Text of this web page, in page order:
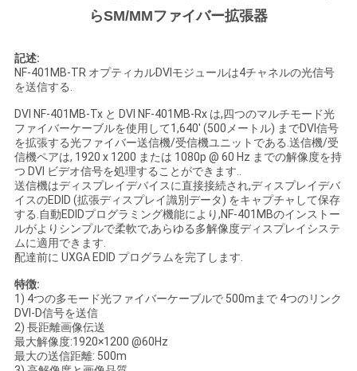
絡
し
な
さ
い
ニ
ュ
ー
ス
らSM/MMファイバー拡張器
記述:
NF-401MB-TR オプティカルDVIモジュールは4チャネルの光信号
を送信する.
DVI NF-401MB-Tx と DVI NF-401MB-Rx は,四つのマルチモード光
ファイバーケーブルを使用して1,640' (500メートル) までDVI信号
を拡張する光ファイバー送信機/受信機ユニットである.送信機/受
信機ペアは, 1920 x 1200 または 1080p @ 60 Hz までの解像度を持
つ DVI ビデオ信号を処理することができます..
送信機はディスプレイデバイスに直接接続され,ディスプレイデバ
イスのEDID (拡張ディスプレイ識別データ) をキャプチャして保存
する.自動EDIDプログラミング機能により,NF-401MBのインストー
ルがよりシンプルで柔軟で,あらゆる多解像度ディスプレイシステ
ムに適用できます.
配達前に UXGA EDID プログラムを完了します.
特徴:
1) 4つの多モード光ファイバーケーブルで 500mまで 4つのリンク
DVI-D信号を送信
2) 長距離画像伝送
最大解像度:1920×1200 @60Hz
最大の送信距離: 500m